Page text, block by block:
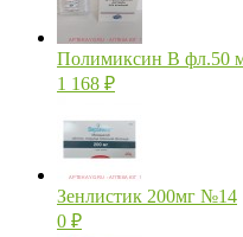
Полимиксин В фл.50
1 168 ₽
Зенлистик 200мг №14
0 ₽